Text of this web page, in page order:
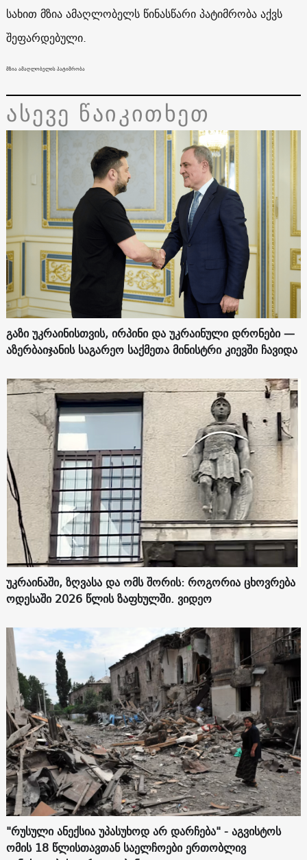
სახით მზია ამაღლობელს წინასწარი პატიმრობა აქვს
შეფარდებული.
მზია ამაღლობელის პატიმრობა
ასევე წაიკითხეთ
გაზი უკრაინისთვის, ირპინი და უკრაინული დრონები —
აზერბაიჯანის საგარეო საქმეთა მინისტრი კიევში ჩავიდა
უკრაინაში, ზღვასა და ომს შორის: როგორია ცხოვრება
ოდესაში 2026 წლის ზაფხულში. ვიდეო
"რუსული ანექსია უპასუხოდ არ დარჩება" - აგვისტოს
ომის 18 წლისთავთან საელჩოები ერთობლივ